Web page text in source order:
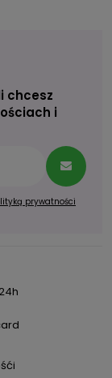
chcesz
i
prywatności